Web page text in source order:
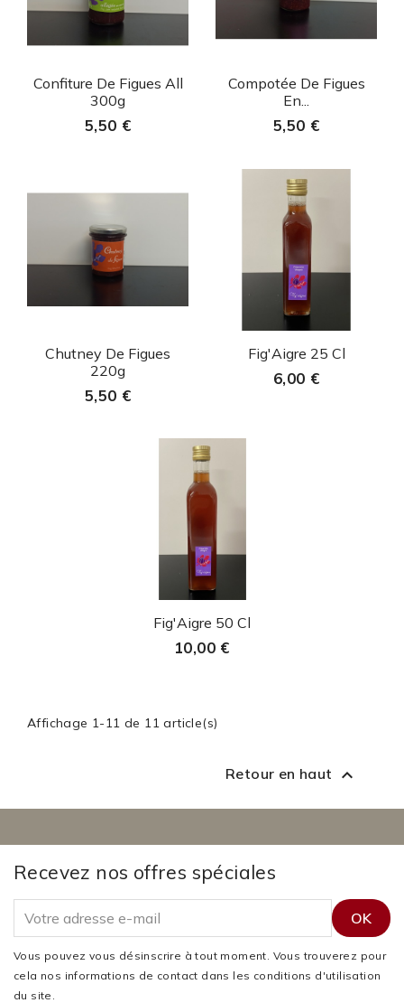
Aperçu rapide
Confiture De Figues All
300g
5,50 €
Aperçu rapide
Compotée De Figues
En...
5,50 €
Aperçu rapide
Chutney De Figues
220g
5,50 €
Aperçu rapide
Fig'Aigre 25 Cl
6,00 €
Aperçu rapide
Fig'Aigre 50 Cl
10,00 €
Affichage 1-11 de 11 article(s)
Retour en haut 
Recevez nos offres spéciales
Vous pouvez vous désinscrire à tout moment. Vous trouverez pour
cela nos informations de contact dans les conditions d'utilisation
du site.